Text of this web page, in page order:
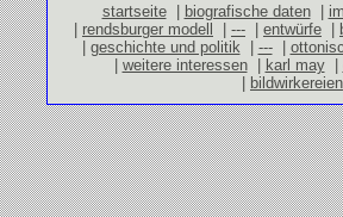
startseite| biografische daten|
rendsburger modell --- entwürfe
geschichte und politik ---|
weitere interessen| karl may|
bildwirkereien